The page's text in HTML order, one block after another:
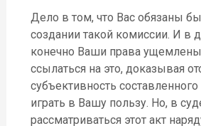
Дело в том, что Вас обязаны
создании такой комиссии. И в
конечно Ваши права
ссылаться на это, доказывая
субъективность составленного
играть в Вашу пользу. Но, в
рассматриваться этот акт